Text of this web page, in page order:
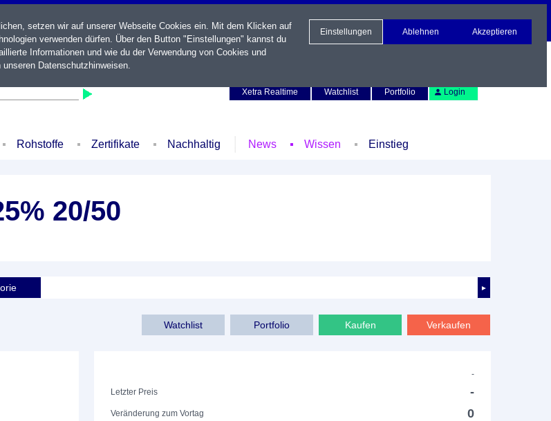
Xetra Realtime
Watchlist Portfolio Login
Rohstoffe Zertifikate Nachhaltig News Wissen Einstieg
20/50
►
Verkaufen
Kaufen
Portfolio
Watchlist
-
Letzter Preis
-
Veränderung zum Vortag 0
setzen wir auf unserer Webseite Cookies ein. Mit dem Klicken auf
verwenden dürfen. Über den Button "Einstellungen" kannst du
Informationen und wie du der Verwendung von Cookies und
unseren Datenschutzhinweisen.
Einstellungen Ablehnen Akzeptieren